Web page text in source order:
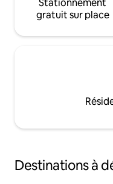
Stationnement
gratuit sur place
Destinations à